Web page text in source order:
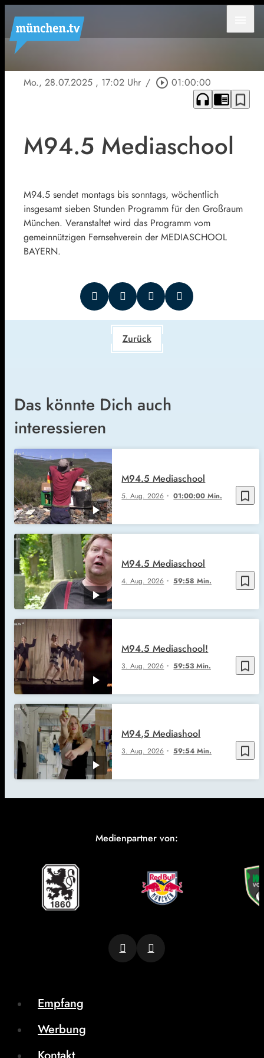
Mo., 28.07.2025 , 17:02 Uhr / play_circle_outline 01:00:00
headphones chrome_reader_mode bookmark_border
M94.5 Mediaschool
M94.5 sendet montags bis sonntags, wöchentlich
insgesamt sieben Stunden Programm für den Großraum
München. Veranstaltet wird das Programm vom
gemeinnützigen Fernsehverein der MEDIASCHOOL
BAYERN.
Zurück
Das könnte Dich auch
interessieren
bookmark_border
5. Aug. 2026 01:00:00 Min.
M94.5 Mediaschool
bookmark_border
4. Aug. 2026 59:58 Min.
M94.5 Mediaschool
bookmark_border
3. Aug. 2026 59:53 Min.
M94.5 Mediaschool!
bookmark_border
3. Aug. 2026 59:54 Min.
M94,5 Mediashool
Medienpartner von:
Empfang
Werbung